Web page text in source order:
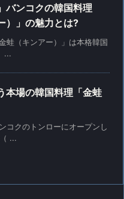
バンコクの韓国料理
）」の魅力とは?
蛙（キンアー）」は本格韓国
...
本場の韓国料理「金蛙
コクのトンローにオープンし
...